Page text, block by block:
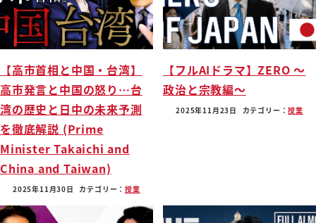
【高市首相と中国・台湾】
高市発言と中国の怒り…台
湾の歴史と日中の未来予測
を徹底解説 (Prime
Minister Takaichi and
China and Taiwan)
2025年11月30日 カテゴリー：授業
【フルAIドラマ】ZERO 〜
政治と宗教編〜
2025年11月23日 カテゴリー：授業